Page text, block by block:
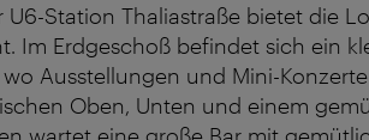
Station Thaliastraße bietet die
Im Erdgeschoß befindet sich ein
Ausstellungen und Mini-
Oben, Unten und einem